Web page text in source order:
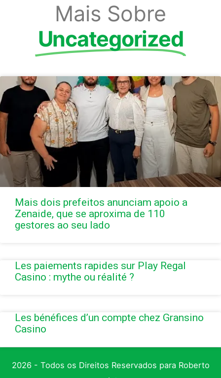
Mais Sobre
Uncategorized
Mais dois prefeitos anunciam apoio a
Zenaide, que se aproxima de 110
gestores ao seu lado
Les paiements rapides sur Play Regal
Casino : mythe ou réalité ?
Les bénéfices d’un compte chez Gransino
Casino
2026 - Todos os Direitos Reservados para Roberto